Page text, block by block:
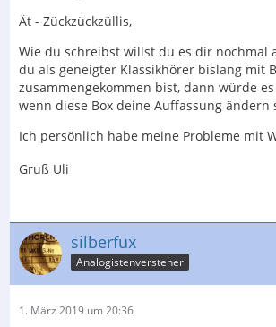
Ät - Zückzückzüllis,
Wie du schreibst willst du es dir nochmal
du als geneigter Klassikhörer bislang mit
zusammengekommen bist, dann würde
wenn diese Box deine Auffassung ändern
Ich persönlich habe meine Probleme mit
Gruß Uli
silberfux
Analogistenversteher
1. März 2019 um 20:36